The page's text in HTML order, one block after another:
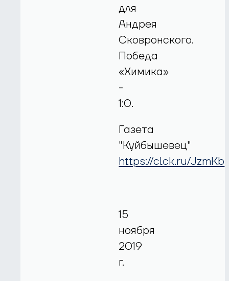
для
Андрея
Сковронского.
Победа
«Химика»
-
1:0.
Газета
"Куйбышевец"
https://clck.ru/JzmKb
15
ноября
2019
г.